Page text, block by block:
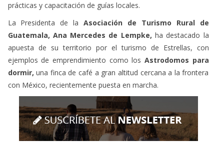
prácticas y capacitación de guías locales.
La Presidenta de la Asociación de Turismo Rural de
Guatemala, Ana Mercedes de Lempke, ha destacado la
apuesta de su territorio por el turismo de Estrellas, con
ejemplos de emprendimiento como los Astrodomos para
dormir, una finca de café a gran altitud cercana a la frontera
con México, recientemente puesta en marcha.